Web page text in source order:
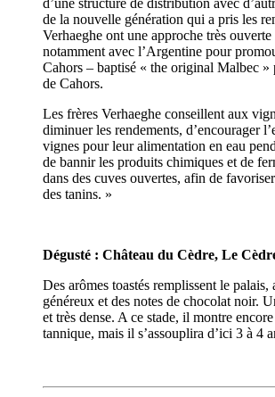
d’une structure de distribution avec
de la nouvelle génération qui a pris les
Verhaeghe ont une approche très
notamment avec l’Argentine pour
Cahors – baptisé « the original Malbec »
de Cahors.
Les frères Verhaeghe conseillent aux
diminuer les rendements, d’encourager
vignes pour leur alimentation en eau
de bannir les produits chimiques et de
dans des cuves ouvertes, afin de
des tanins. »
Dégusté : Château du Cèdre, Le
Des arômes toastés remplissent le
généreux et des notes de chocolat noir.
et très dense. A ce stade, il montre
tannique, mais il s’assouplira d’ici 3 à 4